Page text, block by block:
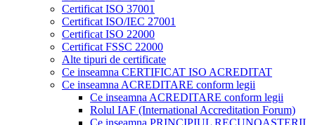
Certificat ISO 37001
Certificat ISO/IEC 27001
Certificat ISO 22000
Certificat FSSC 22000
Alte tipuri de certificate
Ce inseamna CERTIFICAT ISO ACREDITAT
Ce inseamna ACREDITARE conform legii
Ce inseamna ACREDITARE conform legii
Rolul IAF (International Accreditation Forum)
Ce inseamna PRINCIPIUL RECUNOASTERII